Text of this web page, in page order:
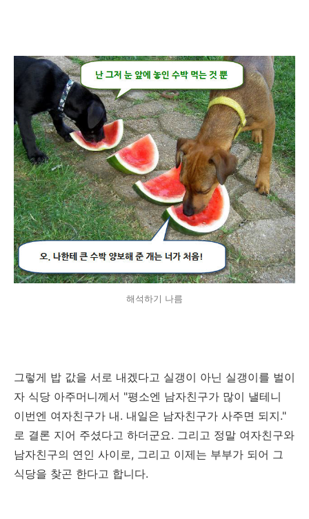
해석하기 나름
그렇게 밥 값을 서로 내겠다고 실갱이 아닌 실갱이를 벌이
자 식당 아주머니께서 "평소엔 남자친구가 많이 낼테니
이번엔 여자친구가 내. 내일은 남자친구가 사주면 되지."
로 결론 지어 주셨다고 하더군요. 그리고 정말 여자친구와
남자친구의 연인 사이로, 그리고 이제는 부부가 되어 그
식당을 찾곤 한다고 합니다.